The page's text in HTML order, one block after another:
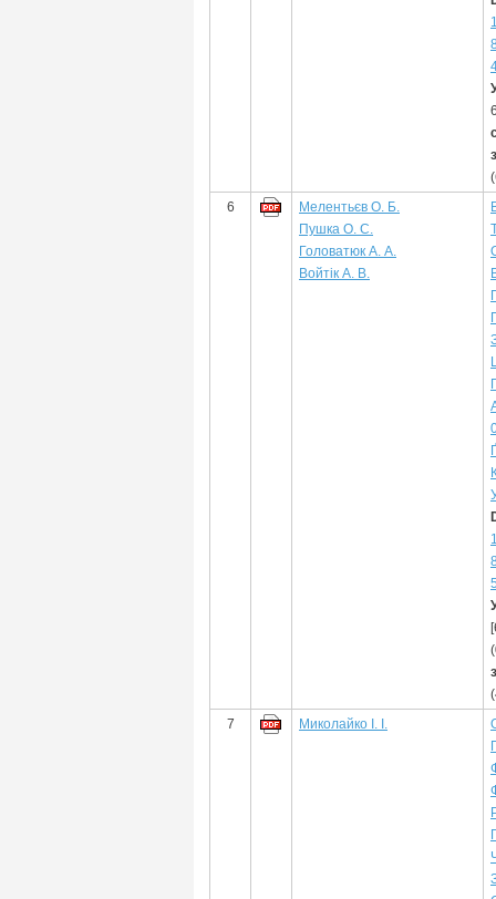
6
Мелентьєв О. Б.
Пушка О. С.
Головатюк А. А.
Войтік А. В.
7
Миколайко І. І.